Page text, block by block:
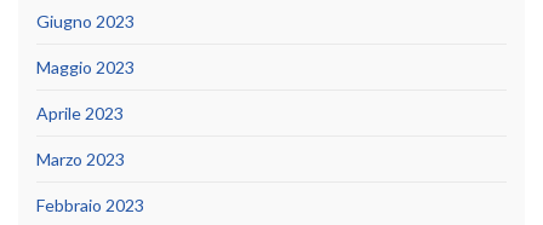
Giugno 2023
Maggio 2023
Aprile 2023
Marzo 2023
Febbraio 2023